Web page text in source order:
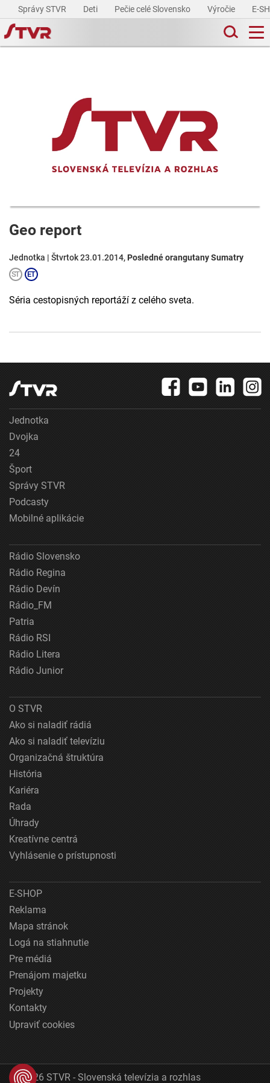
Správy STVR Deti Pečie celé Slovensko Výročie E-
Geo report
Jednotka | Štvrtok 23.01.2014, Posledné orangutany Sumatry
Séria cestopisných reportáží z celého sveta.
Jednotka
Dvojka
24
Šport
Správy STVR
Podcasty
Mobilné aplikácie
Rádio Slovensko
Rádio Regina
Rádio Devín
Rádio_FM
Patria
Rádio RSI
Rádio Litera
Rádio Junior
O STVR
Ako si naladiť rádiá
Ako si naladiť televíziu
Organizačná štruktúra
História
Kariéra
Rada
Úhrady
Kreatívne centrá
Vyhlásenie o prístupnosti
E-SHOP
Reklama
Mapa stránok
Logá na stiahnutie
Pre médiá
Prenájom majetku
Projekty
Kontakty
Upraviť cookies
© 2026 STVR - Slovenská televízia a rozhlas